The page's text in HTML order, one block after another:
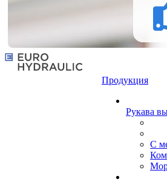
Продукция
Рукава
С